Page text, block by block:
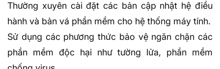
Thường xuyên cài đặt các bản cập nhật hệ điều
hành và bản vá phần mềm cho hệ thống máy tính.
Sử dụng các phương thức bảo vệ ngăn chặn các
phần mềm độc hại nhưtường lửa, phần mềm